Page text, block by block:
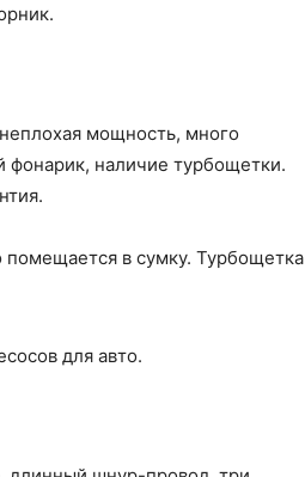
мощность, много
фонарик, наличие турбощетки.
в сумку. Турбощетка
для авто.